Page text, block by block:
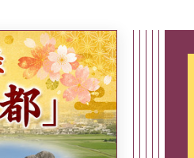
県広報誌「県民だより奈良」
2026年8月号